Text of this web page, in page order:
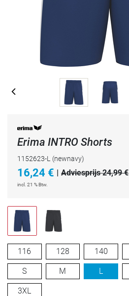
Erima INTRO Shorts
1152623-L (newnavy)
16,24 € | Adviesprijs 24,99 €
incl. 21 % Btw.
116 128 140
S M L
3XL